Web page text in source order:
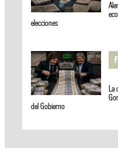
elecciones
del Gobierno